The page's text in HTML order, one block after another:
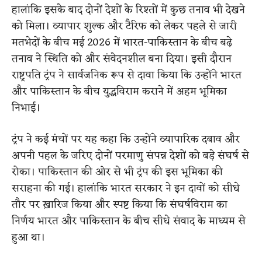
हालांकि इसके बाद दोनों देशों के रिश्तों में कुछ तनाव भी देखने
को मिला। व्यापार शुल्क और टैरिफ को लेकर पहले से जारी
मतभेदों के बीच मई 2026 में भारत-पाकिस्तान के बीच बढ़े
तनाव ने स्थिति को और संवेदनशील बना दिया। इसी दौरान
राष्ट्रपति ट्रंप ने सार्वजनिक रूप से दावा किया कि उन्होंने भारत
और पाकिस्तान के बीच युद्धविराम कराने में अहम भूमिका
निभाई।
ट्रंप ने कई मंचों पर यह कहा कि उन्होंने व्यापारिक दबाव और
अपनी पहल के जरिए दोनों परमाणु संपन्न देशों को बड़े संघर्ष से
रोका। पाकिस्तान की ओर से भी ट्रंप की इस भूमिका की
सराहना की गई। हालांकि भारत सरकार ने इन दावों को सीधे
तौर पर ख़ारिज किया और स्पष्ट किया कि संघर्षविराम का
निर्णय भारत और पाकिस्तान के बीच सीधे संवाद के माध्यम से
हुआ था।